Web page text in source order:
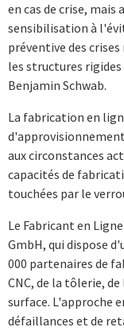
en cas de crise, mais
sensibilisation à
préventive des
les structures rigides
Benjamin Schwab.
La fabrication en
aux circonstances
capacités de
touchées par le
Le Fabricant en
GmbH, qui dispose
000 partenaires de
CNC, de la tôlerie,
surface. L'approche
défaillances et de